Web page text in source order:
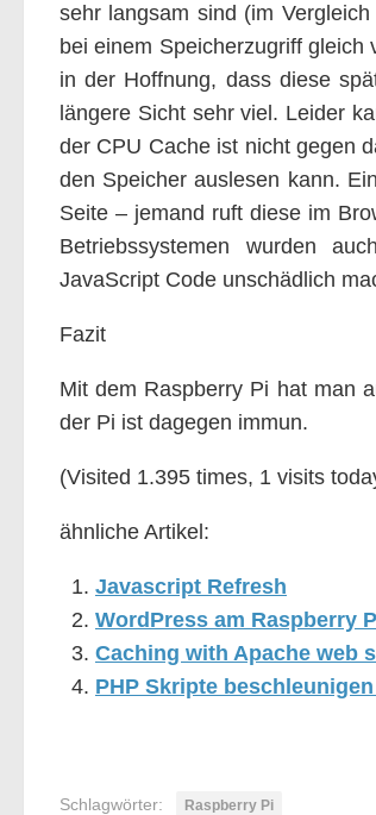
sehr langsam sind (im
bei einem Speicherzugriff
in der Hoffnung, dass diese
längere Sicht sehr viel. Leider
der CPU Cache ist nicht gegen
den Speicher auslesen kann.
Seite – jemand ruft diese im
Betriebssystemen wurden
JavaScript Code unschädlich
Fazit
Mit dem Raspberry Pi hat man
der Pi ist dagegen immun.
(Visited 1.395 times, 1 visits
ähnliche Artikel:
Javascript Refresh
WordPress am Raspberry
Caching with Apache web
PHP Skripte
Schlagwörter: Raspberry Pi